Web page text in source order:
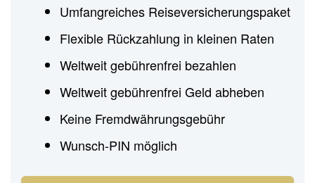
Umfangreiches Reiseversicherungspaket
Flexible Rückzahlung in kleinen Raten
Weltweit gebührenfrei bezahlen
Weltweit gebührenfrei Geld abheben
Keine Fremdwährungsgebühr
Wunsch-PIN möglich